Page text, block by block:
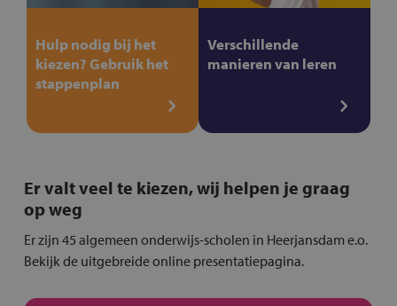
Hulp nodig bij het
kiezen? Gebruik het
stappenplan
Verschillende
manieren van leren
Er valt veel te kiezen, wij helpen je graag
op weg
Er zijn 45 algemeen onderwijs-scholen in Heerjansdam e.o.
Bekijk de uitgebreide online presentatiepagina.